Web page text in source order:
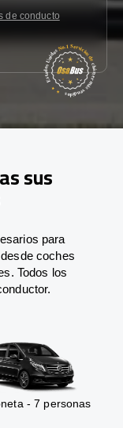
de conducto
sus
para
coches
Todos los
- 7 personas